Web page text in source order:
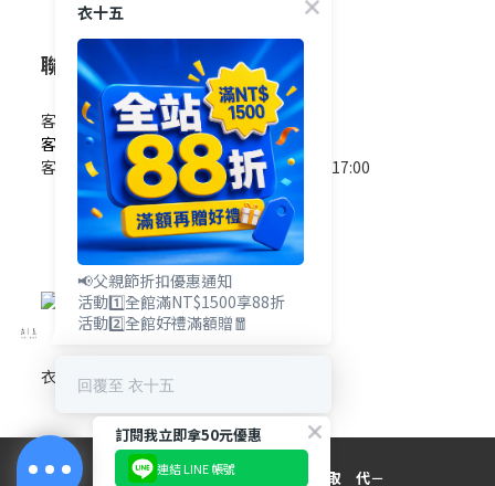
聯絡我們
客服電話 / 0965-825-178
客服信箱 / service@e15.com.tw
客服時間 / 週一至週五09:00~12:00/13:00~17:00
(國定假日除外)
衣十五網站地圖
－目 光 所 在 ， 無 可 取 代－
衣十五
📢父親節折扣優惠通知
活動1️⃣全館滿NT$1500享88折
活動2️⃣全館好禮滿額贈🧧
回覆至 衣十五
訂閱我立即拿50元優惠
連結 LINE 帳號